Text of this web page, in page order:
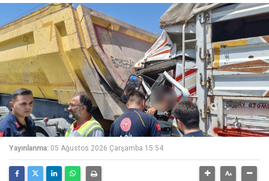
Yayınlanma: 05 Ağustos 2026 Çarşamba 15:54